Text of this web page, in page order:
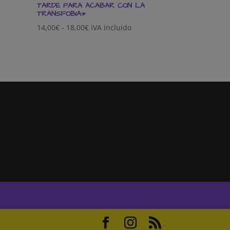
TARDE PARA ACABAR CON LA
TRANSFOBIA»
14,00€ - 18,00€Rango
IVA incluido